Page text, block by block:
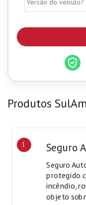
ex:
Gol *
Produtos
1 Seguro
Seguro
protegido
incêndio,
objeto